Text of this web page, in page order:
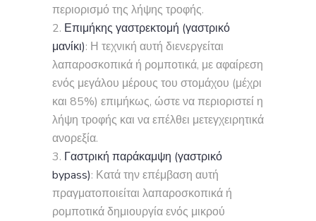
περιορισμό της λήψης τροφής.
Επιμήκης γαστρεκτομή (γαστρικό
μανίκι): Η τεχνική αυτή διενεργείται
λαπαροσκοπικά ή ρομποτικά, με αφαίρεση
ενός μεγάλου μέρους του στομάχου (μέχρι
και 85%) επιμήκως, ώστε να περιοριστεί η
λήψη τροφής και να επέλθει μετεγχειρητικά
ανορεξία.
Γαστρική παράκαμψη (γαστρικό
bypass): Κατά την επέμβαση αυτή
πραγματοποιείται λαπαροσκοπικά ή
ρομποτικά δημιουργία ενός μικρού